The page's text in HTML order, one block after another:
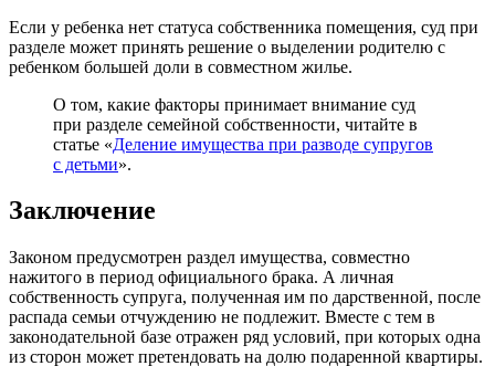
Если у ребенка нет статуса собственника помещения, суд при
разделе может принять решение о выделении родителю с
ребенком большей доли в совместном жилье.
О том, какие факторы принимает внимание суд
при разделе семейной собственности, читайте в
статье «Деление имущества при разводе супругов
с детьми».
Заключение
Законом предусмотрен раздел имущества, совместно
нажитого в период официального брака. А личная
собственность супруга, полученная им по дарственной, после
распада семьи отчуждению не подлежит. Вместе с тем в
законодательной базе отражен ряд условий, при которых одна
из сторон может претендовать на долю подаренной квартиры.